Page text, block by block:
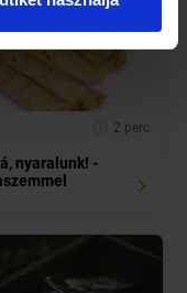
2 perc
nyaralunk! -